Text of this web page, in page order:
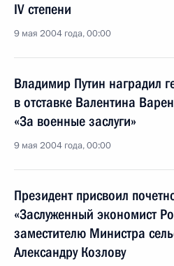
IV степени
9 мая 2004 года, 00:00
Владимир Путин наградил
в отставке Валентина
«За военные заслуги»
9 мая 2004 года, 00:00
Президент присвоил
«Заслуженный экономист
заместителю Министра
Александру Козлову